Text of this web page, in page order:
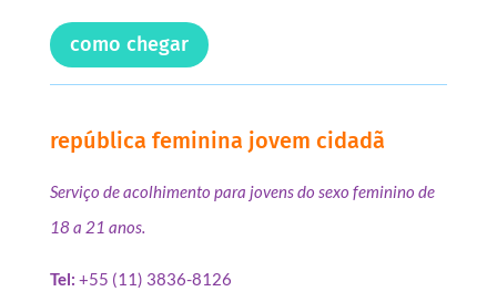
como chegar
república feminina jovem cidadã
Serviço de acolhimento para jovens do sexo feminino de
18 a 21 anos.
Tel: +55 (11) 3836-8126